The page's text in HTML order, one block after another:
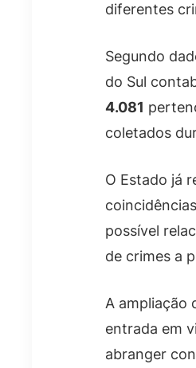
diferentes
Segundo
do Sul
4.081
coletados
O Estado já
possível
de crimes a
A ampliação
entrada em
abranger